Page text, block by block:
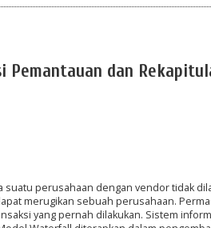
dan
perusahaan dengan vendor tidak
merugikan sebuah perusahaan.
yang pernah dilakukan. Sistem